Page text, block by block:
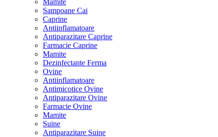
Mamite
Sampoane Cai
Caprine
Antiinflamatoare
Antiparazitare Caprine
Farmacie Caprine
Mamite
Dezinfectante Ferma
Ovine
Antiinflamatoare
Antimicotice Ovine
Antiparazitare Ovine
Farmacie Ovine
Mamite
Suine
Antiparazitare Suine